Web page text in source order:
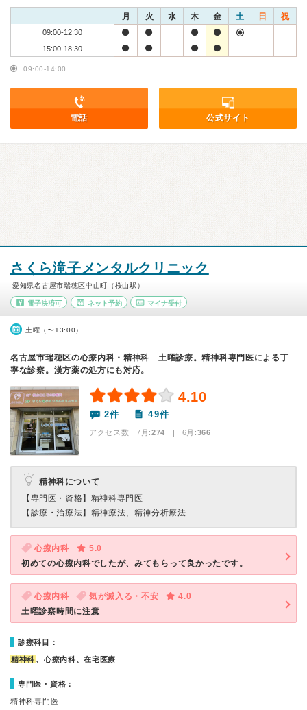
月 火 水 木 金 土 日 祝
09:00-12:30
15:00-18:30
09:00-14:00
電話 公式サイト
さくら滝子メンタルクリニック
愛知県名古屋市瑞穂区中山町（桜山駅）
電子決済可 ネット予約 マイナ受付
土曜（〜13:00）
名古屋市瑞穂区の心療内科・精神科 土曜診療。精神科専門医による丁
寧な診察。漢方薬の処方にも対応。
4.10
2件 49件
アクセス数 7月:274 | 6月:366
精神科について
【専門医・資格】 精神科専門医
【診療・治療法】 精神療法、精神分析療法
心療内科
5.0
初めての心療内科でしたが、みてもらって良かったです。
心療内科 気が滅入る・不安
4.0
土曜診察時間に注意
診療科目：
精神科 、心療内科、在宅医療
専門医・資格：
精神科専門医